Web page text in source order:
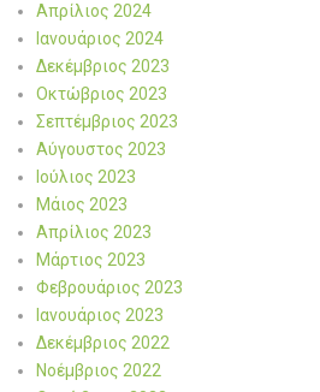
Απρίλιος 2024
Ιανουάριος 2024
Δεκέμβριος 2023
Οκτώβριος 2023
Σεπτέμβριος 2023
Αύγουστος 2023
Ιούλιος 2023
Μάιος 2023
Απρίλιος 2023
Μάρτιος 2023
Φεβρουάριος 2023
Ιανουάριος 2023
Δεκέμβριος 2022
Νοέμβριος 2022